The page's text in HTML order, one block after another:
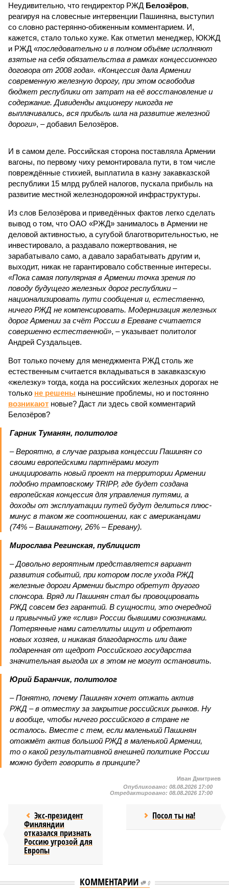
Неудивительно, что гендиректор РЖД Белозёров,
реагируя на словесные интервенции Пашиняна, выступил
со словно растерянно-обиженным комментарием. И,
кажется, стало только хуже. Как отметил менеджер, ЮКЖД
и РЖД «последовательно и в полном объёме исполняют
взятые на себя обязательства в рамках концессионного
договора от 2008 года». «Концессия дала Армении
современную железную дорогу, при этом освободив
бюджет республики от затрат на её восстановление и
содержание. Дивиденды акционеру никогда не
выплачивались, вся прибыль шла на развитие железной
дороги», – добавил Белозёров.
И в самом деле. Российская сторона поставляла Армении
вагоны, по первому чиху ремонтировала пути, в том числе
повреждённые стихией, выплатила в казну закавказской
республики 15 млрд рублей налогов, пускала прибыль на
развитие местной железнодорожной инфраструктуры.
Из слов Белозёрова и приведённых фактов легко сделать
вывод о том, что ОАО «РЖД» занималось в Армении не
деловой активностью, а сугубой благотворительностью, не
инвестировало, а раздавало пожертвования, не
зарабатывало само, а давало зарабатывать другим и,
выходит, никак не гарантировало собственные интересы.
«Пока самая популярная в Армении точка зрения по
поводу будущего железных дорог рес­публики –
национализировать пути сообщения и, естественно,
ничего РЖД не компенсировать. Модернизация железных
дорог Армении за счёт России в Ереване считается
совершенно естественной», – указывает политолог
Андрей Суздальцев.
Вот только почему для менеджмента РЖД столь же
естественным считается вкладываться в закавказскую
«железку» тогда, когда на российских железных дорогах не
только не решены нынешние проблемы, но и постоянно
возникают новые? Даст ли здесь свой комментарий
Белозёров?
Гарник Туманян, политолог
– Вероятно, в случае разрыва концессии Пашинян со
своими европейскими партнёрами могут
инициировать новый проект на территории Армении
подобно трамповскому TRIPP, где будет создана
европейская концессия для управления путями, а
доходы от эксплуатации путей будут делиться плюс-
минус в таком же соотношении, как с американцами
(74% – Вашингтону, 26% – Еревану).
Мирослава Регинская, публицист
– Довольно вероятным представляется вариант
развития событий, при котором после ухода РЖД
железные дороги Армении быстро обретут другого
спонсора. Вряд ли Пашинян стал бы провоцировать
РЖД совсем без гарантий. В сущности, это очередной
и привычный уже «слив» России бывшими союзниками.
Потерянные нами сателлиты ищут и обретают
новых хозяев, и никакая благодарность или даже
подаренная от щедрот Российского государства
значительная выгода их в этом не могут остановить.
Юрий Баранчик, политолог
– Понятно, почему Пашинян хочет отжать актив
РЖД – в отместку за закрытие российских рынков. Ну
и вообще, чтобы ничего российского в стране не
осталось. Вместе с тем, если маленький Пашинян
отожмёт актив большой РЖД в маленькой Армении,
то о какой результативной внешней политике России
можно будет говорить в принципе?
Иван Дмитриев
Опубликовано: 08.08.2026 17:00
Отредактировано: 08.08.2026 17:00
Экс-президент
Финляндии
отказался признать
Россию угрозой для
Европы
Посол ты на!
КОММЕНТАРИИ 0